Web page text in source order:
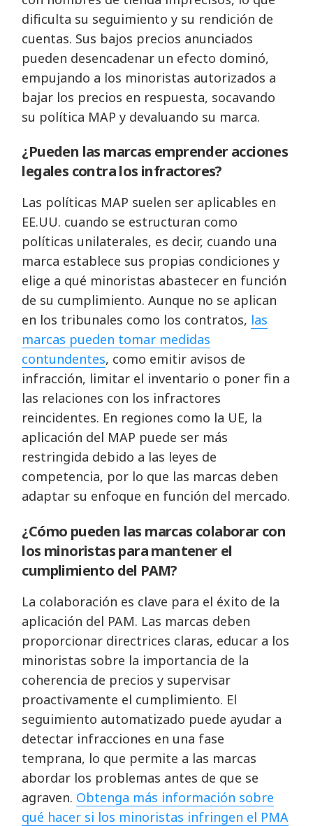
dificulta su seguimiento y su rendición de
cuentas. Sus bajos precios anunciados
pueden desencadenar un efecto dominó,
empujando a los minoristas autorizados a
bajar los precios en respuesta, socavando
su política MAP y devaluando su marca.
¿Pueden las marcas emprender acciones
legales contra los infractores?
Las políticas MAP suelen ser aplicables en
EE.UU. cuando se estructuran como
políticas unilaterales, es decir, cuando una
marca establece sus propias condiciones y
elige a qué minoristas abastecer en función
de su cumplimiento. Aunque no se aplican
en los tribunales como los contratos, las
marcas pueden tomar medidas
contundentes, como emitir avisos de
infracción, limitar el inventario o poner fin a
las relaciones con los infractores
reincidentes. En regiones como la UE, la
aplicación del MAP puede ser más
restringida debido a las leyes de
competencia, por lo que las marcas deben
adaptar su enfoque en función del mercado.
¿Cómo pueden las marcas colaborar con
los minoristas para mantener el
cumplimiento del PAM?
La colaboración es clave para el éxito de la
aplicación del PAM. Las marcas deben
proporcionar directrices claras, educar a los
minoristas sobre la importancia de la
coherencia de precios y supervisar
proactivamente el cumplimiento. El
seguimiento automatizado puede ayudar a
detectar infracciones en una fase
temprana, lo que permite a las marcas
abordar los problemas antes de que se
agraven. Obtenga más información sobre
qué hacer si los minoristas infringen el PMA